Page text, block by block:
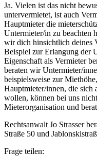
Ja. Vielen ist das nicht
untervermietet, ist auch
Hauptmieter die
Untermieter/in zu beachten
wir dich hinsichtlich deines
Beispiel zur Erlangung der
Eigenschaft als Vermieter
beraten wir Untermieter/
beispielsweise zur
Hauptmieter/innen, die sich
wollen, können bei uns
Mieterorganisation und
Rechtsanwalt Jo Strasser
Straße 50 und
Frage teilen: